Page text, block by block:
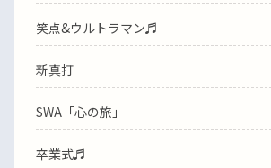
笑点&ウルトラマン♬
新真打
SWA「心の旅」
卒業式♬